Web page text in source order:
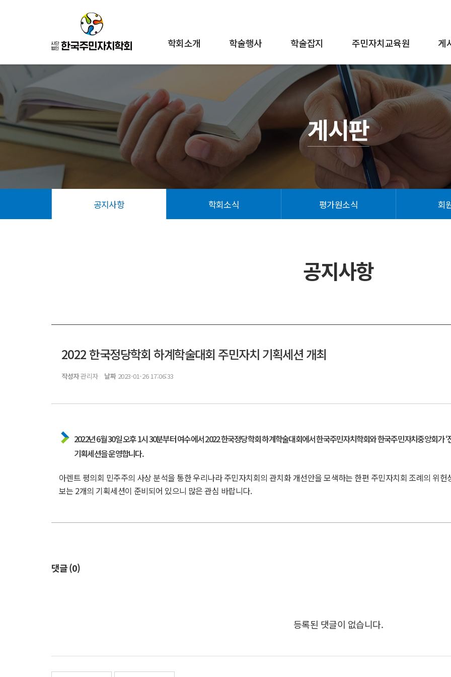
학회소개 학술행사 학술잡지 주민자치교육원 게
게시판
공지사항 학회소식 평가원소식 회
공지사항
2022 한국정당학회 하계학술대회 주민자치 기획세션 개최
작성자관리자 날짜2023-01-26 17:06:33
2022년 6월 30일 오후 1시 30분부터 여수에서 2022 한국정당학회 하계학술대회에서 한국주민자치학회와 한국주민자치중앙회가
기획세션을 운영합니다.
아렌트 평의회 민주주의 사상 분석을 통한 우리나라 주민자치회의 관치화 개선안을 모색하는 한편 주민자치회 조례의 위
보는 2개의 기획세션이 준비되어 있으니 많은 관심 바랍니다.
댓글 (0)
등록된 댓글이 없습니다.